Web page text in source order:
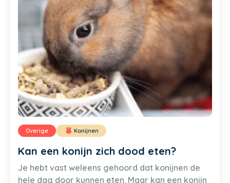
Overige Konijnen
Kan een konijn zich dood eten?
Je hebt vast weleens gehoord dat konijnen de
hele dag door kunnen eten. Maar kan een konijn